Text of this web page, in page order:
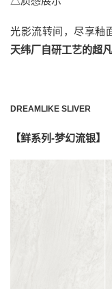
光影流转间，尽享釉
天纬厂自研工艺的超凡
DREAMLIKE SLIVER
【鲜系列-梦幻流银】